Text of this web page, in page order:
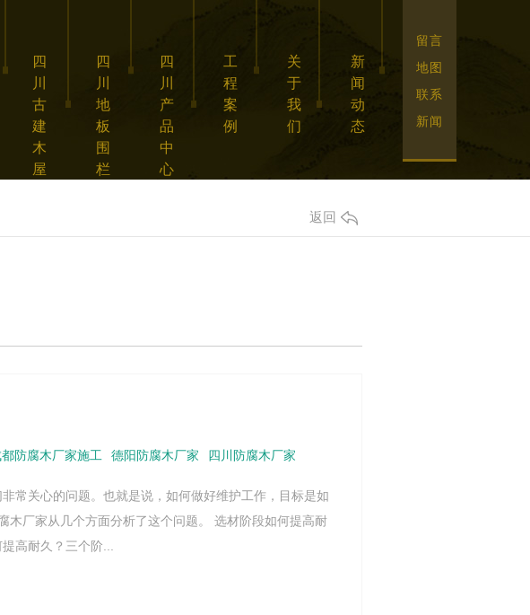
四
川
古
建
木
屋
四
川
地
板
围
栏
四
川
产
品
中
心
工
程
案
例
关
于
我
们
新
闻
动
态
留言
地图
联系
新闻
返回
都防腐木厂家施工 德阳防腐木厂家 四川防腐木厂家
常关心的问题。也就是说，如何做好维护工作，目标是如
木厂家从几个方面分析了这个问题。 选材阶段如何提高耐
高耐久？三个阶...